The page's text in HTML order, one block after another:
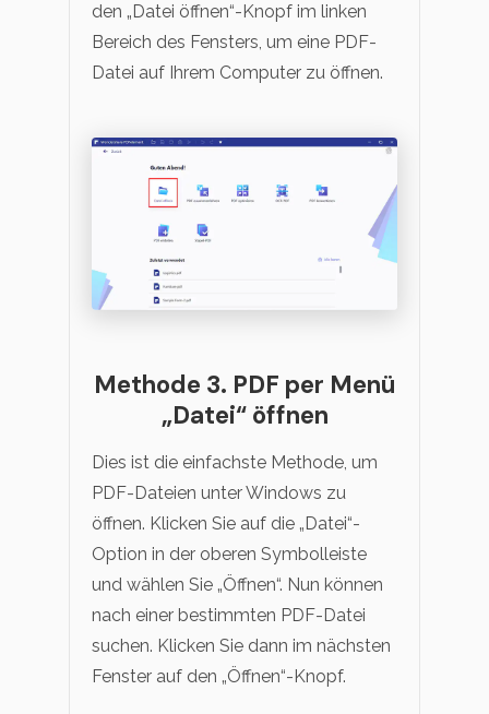
den „Datei öffnen“-Knopf im linken
Bereich des Fensters, um eine PDF-
Datei auf Ihrem Computer zu öffnen.
Methode 3. PDF per Menü
„Datei“ öffnen
Dies ist die einfachste Methode, um
PDF-Dateien unter Windows zu
öffnen. Klicken Sie auf die „Datei“-
Option in der oberen Symbolleiste
und wählen Sie „Öffnen“. Nun können
nach einer bestimmten PDF-Datei
suchen. Klicken Sie dann im nächsten
Fenster auf den „Öffnen“-Knopf.